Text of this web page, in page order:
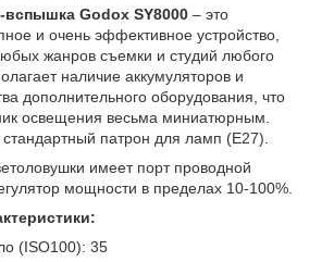
вспышка Godox SY8000 – это
и очень эффективное устройство,
жанров съемки и студий любого
наличие аккумуляторов и
дополнительного оборудования, что
освещения весьма миниатюрным.
стандартный патрон для ламп (E27).
имеет порт проводной
мощности в пределах 10-100%.
(ISO100): 35